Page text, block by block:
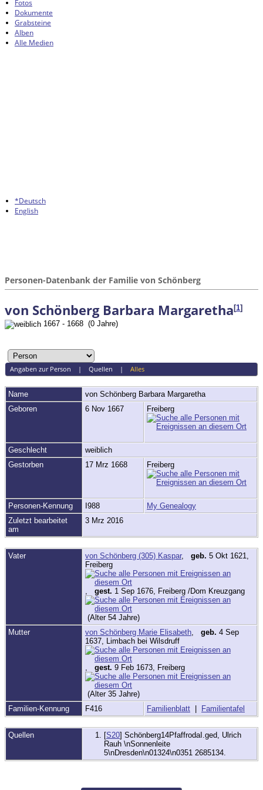
Fotos
Dokumente
Grabsteine
Alben
Alle Medien
*Deutsch
English
Personen-Datenbank der Familie von Schönberg
von Schönberg Barbara Margaretha [1]
1667 - 1668 (0 Jahre)
Angaben zur Person | Quellen | Alles
Name von Schönberg Barbara Margaretha
Geboren
6 Nov 1667 Freiberg
Geschlecht
weiblich
Gestorben
17 Mrz 1668 Freiberg
Personen-Kennung I988
My Genealogy
Zuletzt bearbeitet
am
3 Mrz 2016
Vater von Schönberg (305) Kaspar, geb. 5 Okt 1621,
Freiberg
gest. 1 Sep 1676, Freiberg /Dom Kreuzgang
(Alter 54 Jahre)
Mutter
von Schönberg Marie Elisabeth geb. 4 Sep
1637, Limbach bei Wilsdruff
gest. 9 Feb 1673, Freiberg
(Alter 35 Jahre)
Familien-Kennung
F416 Familienblatt | Familientafel
Quellen [S20] Schönberg14PfaffrodaI.ged, Ulrich
Rauh \nSonnenleite
5\nDresden\n01324\n0351 2685134.